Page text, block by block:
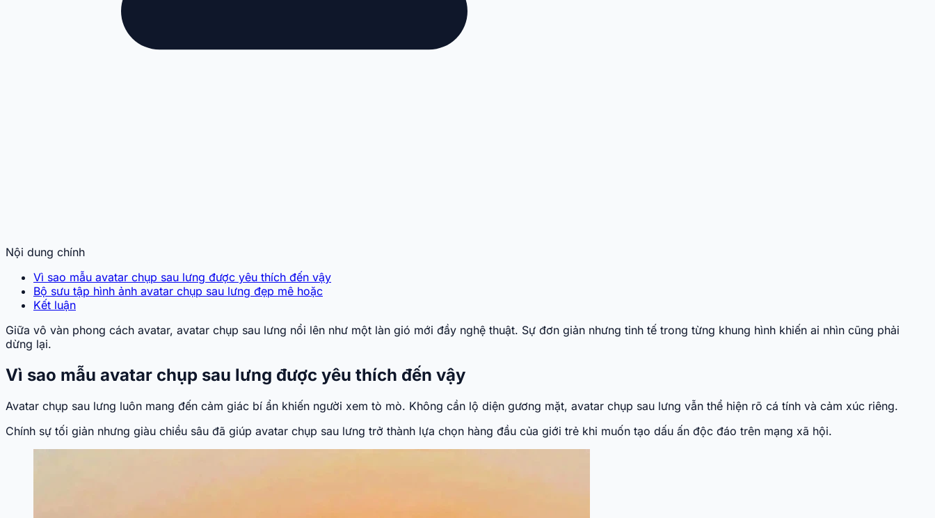
Nội dung chính
Vì sao mẫu avatar chụp sau lưng được yêu thích đến vậy
Bộ sưu tập hình ảnh avatar chụp sau lưng đẹp mê hoặc
Kết luận
Giữa vô vàn phong cách avatar, avatar chụp sau lưng nổi lên như một làn gió mới đầy nghệ thuật. Sự đơn giản nhưng tinh tế trong từng khung hình khiến ai nhìn cũng phải
dừng lại.
Vì sao mẫu avatar chụp sau lưng được yêu thích đến vậy
Avatar chụp sau lưng luôn mang đến cảm giác bí ẩn khiến người xem tò mò. Không cần lộ diện gương mặt, avatar chụp sau lưng vẫn thể hiện rõ cá tính và cảm xúc riêng.
Chính sự tối giản nhưng giàu chiều sâu đã giúp avatar chụp sau lưng trở thành lựa chọn hàng đầu của giới trẻ khi muốn tạo dấu ấn độc đáo trên mạng xã hội.